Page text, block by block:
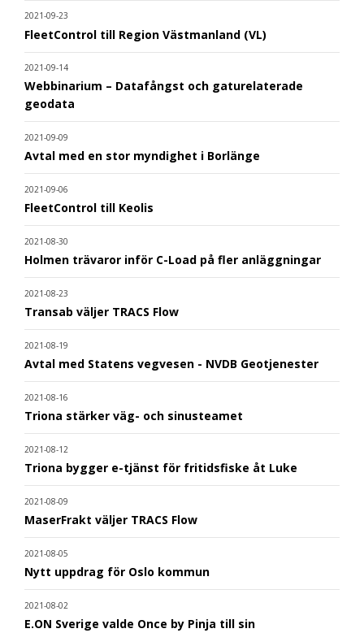
2021-09-23
FleetControl till Region Västmanland (VL)
2021-09-14
Webbinarium – Datafångst och gaturelaterade
geodata
2021-09-09
Avtal med en stor myndighet i Borlänge
2021-09-06
FleetControl till Keolis
2021-08-30
Holmen trävaror inför C-Load på fler anläggningar
2021-08-23
Transab väljer TRACS Flow
2021-08-19
Avtal med Statens vegvesen - NVDB Geotjenester
2021-08-16
Triona stärker väg- och sinusteamet
2021-08-12
Triona bygger e-tjänst för fritidsfiske åt Luke
2021-08-09
MaserFrakt väljer TRACS Flow
2021-08-05
Nytt uppdrag för Oslo kommun
2021-08-02
E.ON Sverige valde Once by Pinja till sin